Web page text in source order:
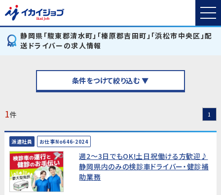
静岡県「駿東郡清水町」「榛原郡吉田町」「浜松市中央区」配
送ドライバーの求人情報
条件をつけて絞り込む ▼
1件 1
派遣社員 お仕事No646-2024
週2～3日でもOK!土日祝働ける方歓迎♪
静岡県内のみの検診車ドライバー・健診補
助業務